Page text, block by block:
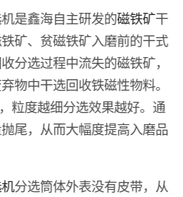
是鑫海自主研发的磁铁矿干
矿、贫磁铁矿入磨前的干式
分选过程中流失的磁铁矿，
物中干选回收铁磁性物料。
粒度越细分选效果越好。通
尾，从而大幅度提高入磨品
分选筒体外表没有皮带，从